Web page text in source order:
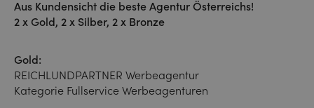
Aus Kundensicht die beste Agentur Österreichs!
2 x Gold, 2 x Silber, 2 x Bronze
Gold:
REICHLUNDPARTNER Werbeagentur
Kategorie Fullservice Werbeagenturen